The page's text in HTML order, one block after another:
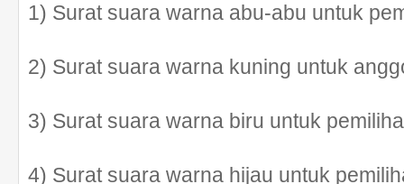
1) Surat suara warna abu-abu untuk
2) Surat suara warna kuning untuk
3) Surat suara warna biru untuk
4) Surat suara warna hijau untuk